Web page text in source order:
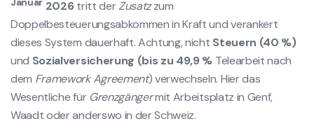
2026 tritt derZusatzzum
Doppelbesteuerungsabkommen in Kraft und verankert
dieses System dauerhaft. Achtung, nicht Steuern (40 %)
und Sozialversicherung (bis zu 49,9 % Telearbeit nach
dem Framework Agreement) verwechseln. Hier das
Wesentliche für Grenzgängermit Arbeitsplatz in Genf,
Waadt oder anderswo in der Schweiz.